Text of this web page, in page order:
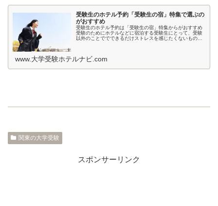
受験生のホテル予約「受験生の宿」特集で選ぶの
がおすすめ
受験生のホテル予約は「受験生の宿」特集からがおすすめ
受験のためにホテルなどに宿泊する受験生にとって、受験
以外のことででできるだけストレスを感じたくないもので
www.大学受験ホテルナビ.com
関東の大学受験
スポンサーリンク